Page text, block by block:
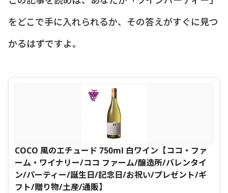
をどこで手に入れられるか、その答えがすぐに見つ
かるはずですよ。
COCO 風のエチュード 750ml 白ワイン【ココ・ファ
ーム・ワイナリー/ココ ファーム/醸造所/バレンタイ
ン/パーティー/誕生日/記念日/お祝い/プレゼント/ギ
フト/贈り物/土産/通販】